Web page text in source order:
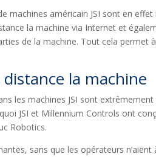
machines américain JSI sont en
la machine via Internet et
de la machine. Tout cela permet
la machine
les machines JSI sont
JSI et Millennium Controls ont
Robotics.
sans que les opérateurs